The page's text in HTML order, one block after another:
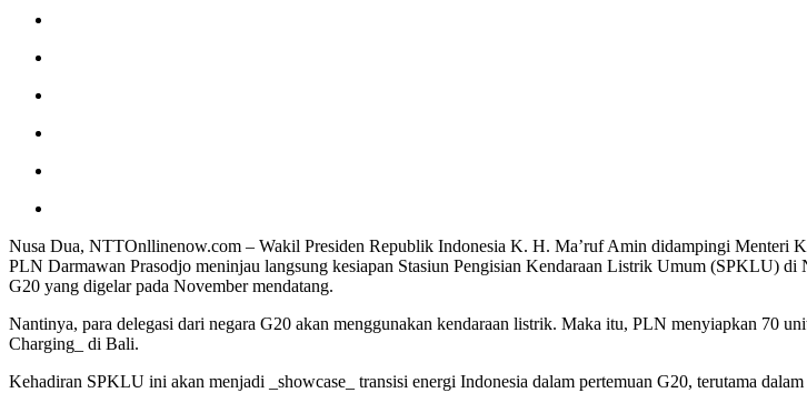
Nusa Dua, NTTOnllinenow.com – Wakil Presiden Republik Indonesia K. H. Ma’ruf Amin didampingi Menteri
PLN Darmawan Prasodjo meninjau langsung kesiapan Stasiun Pengisian Kendaraan Listrik Umum (SPKLU)
G20 yang digelar pada November mendatang.
Nantinya, para delegasi dari negara G20 akan menggunakan kendaraan listrik. Maka itu, PLN menyiapkan 70
Charging_ di Bali.
Kehadiran SPKLU ini akan menjadi _showcase_ transisi energi Indonesia dalam pertemuan G20, terutama